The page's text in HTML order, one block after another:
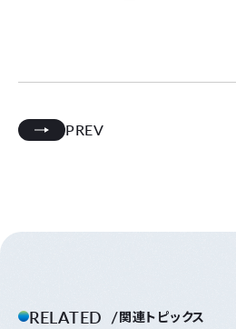
PREV
RELATED 関連トピックス